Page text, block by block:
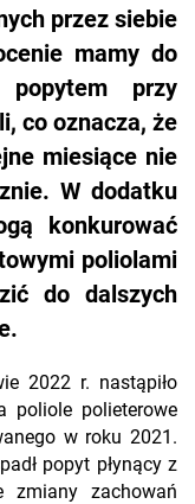
przez siebie
mamy do
popytem przy
co oznacza, że
miesiące nie
W dodatku
konkurować
poliolami
do dalszych
2022 r. nastąpiło
poliole polieterowe
w roku 2021.
popyt płynący z
zmiany zachowań